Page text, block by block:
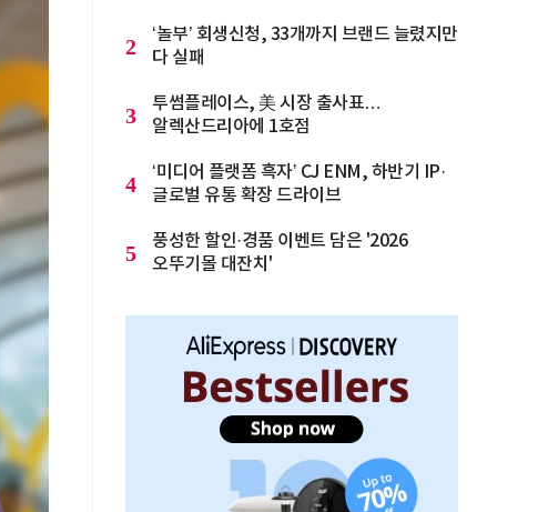
2
‘놀부’ 회생신청, 33개까지 브랜드 늘렸지만
다 실패
3
투썸플레이스, 美 시장 출사표…
알렉산드리아에 1호점
4
‘미디어 플랫폼 흑자’ CJ ENM, 하반기 IP·
글로벌 유통 확장 드라이브
5
풍성한 할인·경품 이벤트 담은 '2026
오뚜기몰 대잔치'